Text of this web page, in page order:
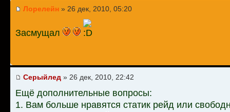
Лорелейн » 26 дек, 2010, 05:20
Засмущал
Серыйлед » 26 дек, 2010, 22:42
Ещё дополнительные вопросы:
1. Вам больше нравятся статик рейд или